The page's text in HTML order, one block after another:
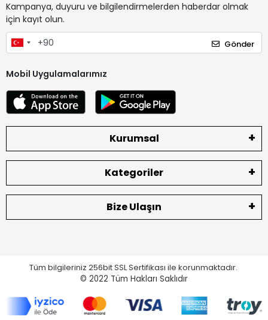
Kampanya, duyuru ve bilgilendirmelerden haberdar olmak
için kayıt olun.
Gönder
Mobil Uygulamalarımız
Kurumsal
Kategoriler
Bize Ulaşın
Tüm bilgileriniz 256bit SSL Sertifikası ile korunmaktadır.
© 2022 Tüm Hakları Saklıdır